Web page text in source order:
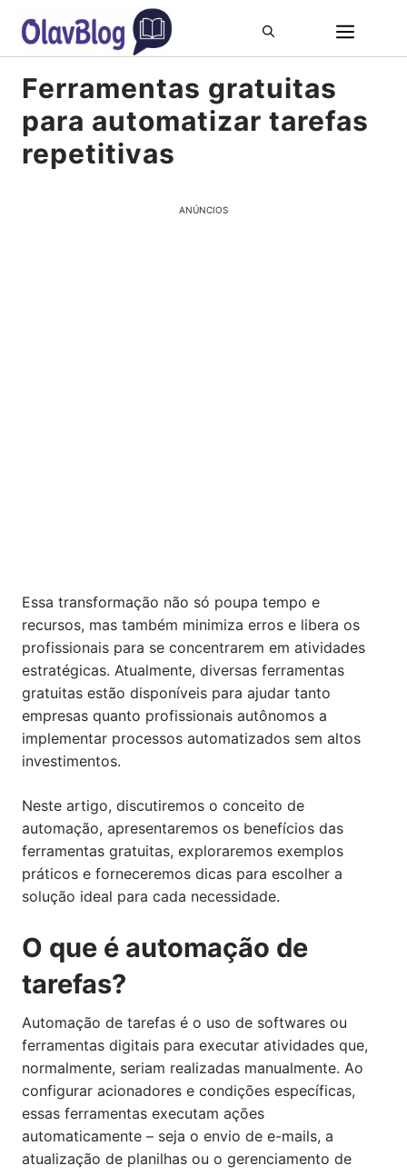
Pular
para
o
conteúdo
Ferramentas gratuitas
para automatizar tarefas
repetitivas
ANÚNCIOS
Essa transformação não só poupa tempo e
recursos, mas também minimiza erros e libera os
profissionais para se concentrarem em atividades
estratégicas. Atualmente, diversas ferramentas
gratuitas estão disponíveis para ajudar tanto
empresas quanto profissionais autônomos a
implementar processos automatizados sem altos
investimentos.
Neste artigo, discutiremos o conceito de
automação, apresentaremos os benefícios das
ferramentas gratuitas, exploraremos exemplos
práticos e forneceremos dicas para escolher a
solução ideal para cada necessidade.
O que é automação de
tarefas?
Automação de tarefas é o uso de softwares ou
ferramentas digitais para executar atividades que,
normalmente, seriam realizadas manualmente. Ao
configurar acionadores e condições específicas,
essas ferramentas executam ações
automaticamente – seja o envio de e-mails, a
atualização de planilhas ou o gerenciamento de